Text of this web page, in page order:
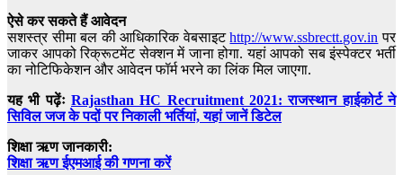
ऐसे कर सकते हैं आवेदन
सशस्त्र सीमा बल की आधिकारिक वेबसाइटhttp://www.ssbrectt.gov.in पर
जाकर आपको रिक्रूटमेंट सेक्शन में जाना होगा. यहां आपको सब इंस्पेक्टर भर्ती
का नोटिफिकेशन और आवेदन फॉर्म भरने का लिंक मिल जाएगा.
यह भी पढ़ेंः Rajasthan HC Recruitment 2021: राजस्थान हाईकोर्ट ने
सिविल जज के पदों पर निकाली भर्तियां, यहां जानें डिटेल
शिक्षा ऋण जानकारी:
शिक्षा ऋण ईएमआई की गणना करें